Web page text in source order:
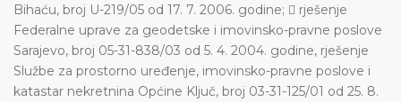
Bihaću, broj U-219/05 od 17. 7. 2006. godine;  rješenje
Federalne uprave za geodetske i imovinsko-pravne poslove
Sarajevo, broj 05-31-838/03 od 5. 4. 2004. godine, rješenje
Službe za prostorno uređenje, imovinsko-pravne poslove i
katastar nekretnina Općine Ključ, broj 03-31-125/01 od 25. 8.